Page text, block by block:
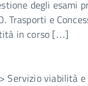
degli esami
Trasporti e
in corso […]
Servizio viabilità